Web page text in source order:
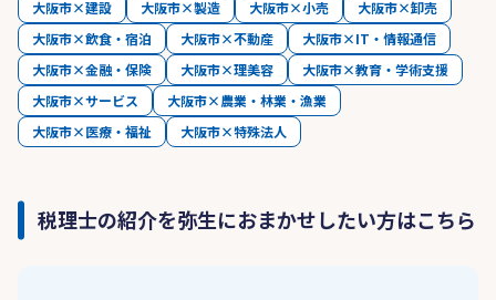
大阪市×建設 大阪市×製造 大阪市×小売
大阪市×卸売
大阪市×飲食・宿泊
大阪市×不動産
大阪市×IT・情報通信
大阪市×金融・保険
大阪市×理美容
大阪市×教育・学術支援
大阪市×サービス
大阪市×農業・林業・漁業
大阪市×医療・福祉
大阪市×特殊法人
税理士の紹介を弥生におまかせしたい方はこちら